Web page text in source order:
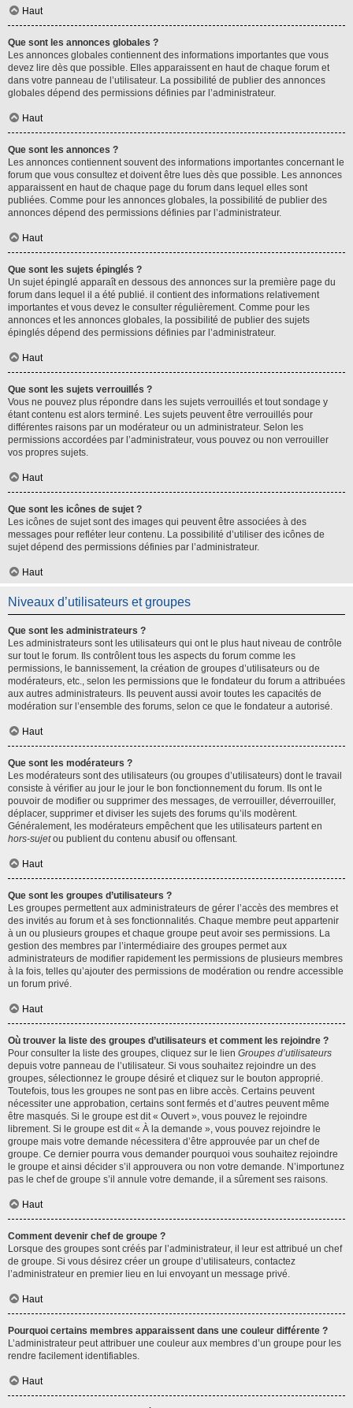
Haut
Que sont les annonces globales ?
Les annonces globales contiennent des informations importantes que vous
devez lire dès que possible. Elles apparaissent en haut de chaque forum et
dans votre panneau de l’utilisateur. La possibilité de publier des annonces
globales dépend des permissions définies par l’administrateur.
Haut
Que sont les annonces ?
Les annonces contiennent souvent des informations importantes concernant le
forum que vous consultez et doivent être lues dès que possible. Les annonces
apparaissent en haut de chaque page du forum dans lequel elles sont
publiées. Comme pour les annonces globales, la possibilité de publier des
annonces dépend des permissions définies par l’administrateur.
Haut
Que sont les sujets épinglés ?
Un sujet épinglé apparaît en dessous des annonces sur la première page du
forum dans lequel il a été publié. il contient des informations relativement
importantes et vous devez le consulter régulièrement. Comme pour les
annonces et les annonces globales, la possibilité de publier des sujets
épinglés dépend des permissions définies par l’administrateur.
Haut
Que sont les sujets verrouillés ?
Vous ne pouvez plus répondre dans les sujets verrouillés et tout sondage y
étant contenu est alors terminé. Les sujets peuvent être verrouillés pour
différentes raisons par un modérateur ou un administrateur. Selon les
permissions accordées par l’administrateur, vous pouvez ou non verrouiller
vos propres sujets.
Haut
Que sont les icônes de sujet ?
Les icônes de sujet sont des images qui peuvent être associées à des
messages pour refléter leur contenu. La possibilité d’utiliser des icônes de
sujet dépend des permissions définies par l’administrateur.
Haut
Niveaux d’utilisateurs et groupes
Que sont les administrateurs ?
Les administrateurs sont les utilisateurs qui ont le plus haut niveau de contrôle
sur tout le forum. Ils contrôlent tous les aspects du forum comme les
permissions, le bannissement, la création de groupes d’utilisateurs ou de
modérateurs, etc., selon les permissions que le fondateur du forum a attribuées
aux autres administrateurs. Ils peuvent aussi avoir toutes les capacités de
modération sur l’ensemble des forums, selon ce que le fondateur a autorisé.
Haut
Que sont les modérateurs ?
Les modérateurs sont des utilisateurs (ou groupes d’utilisateurs) dont le travail
consiste à vérifier au jour le jour le bon fonctionnement du forum. Ils ont le
pouvoir de modifier ou supprimer des messages, de verrouiller, déverrouiller,
déplacer, supprimer et diviser les sujets des forums qu’ils modèrent.
Généralement, les modérateurs empêchent que les utilisateurs partent en
hors-sujetou publient du contenu abusif ou offensant.
Haut
Que sont les groupes d’utilisateurs ?
Les groupes permettent aux administrateurs de gérer l’accès des membres et
des invités au forum et à ses fonctionnalités. Chaque membre peut appartenir
à un ou plusieurs groupes et chaque groupe peut avoir ses permissions. La
gestion des membres par l’intermédiaire des groupes permet aux
administrateurs de modifier rapidement les permissions de plusieurs membres
à la fois, telles qu’ajouter des permissions de modération ou rendre accessible
un forum privé.
Haut
Où trouver la liste des groupes d’utilisateurs et comment les rejoindre ?
Pour consulter la liste des groupes, cliquez sur le lien Groupes d’utilisateurs
depuis votre panneau de l’utilisateur. Si vous souhaitez rejoindre un des
groupes, sélectionnez le groupe désiré et cliquez sur le bouton approprié.
Toutefois, tous les groupes ne sont pas en libre accès. Certains peuvent
nécessiter une approbation, certains sont fermés et d’autres peuvent même
être masqués. Si le groupe est dit « Ouvert », vous pouvez le rejoindre
librement. Si le groupe est dit « À la demande », vous pouvez rejoindre le
groupe mais votre demande nécessitera d’être approuvée par un chef de
groupe. Ce dernier pourra vous demander pourquoi vous souhaitez rejoindre
le groupe et ainsi décider s’il approuvera ou non votre demande. N’importunez
pas le chef de groupe s’il annule votre demande, il a sûrement ses raisons.
Haut
Comment devenir chef de groupe ?
Lorsque des groupes sont créés par l’administrateur, il leur est attribué un chef
de groupe. Si vous désirez créer un groupe d’utilisateurs, contactez
l’administrateur en premier lieu en lui envoyant un message privé.
Haut
Pourquoi certains membres apparaissent dans une couleur différente ?
L’administrateur peut attribuer une couleur aux membres d’un groupe pour les
rendre facilement identifiables.
Haut